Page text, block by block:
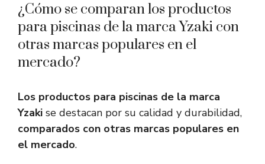
¿Cómo se comparan los productos
para piscinas de la marca Yzaki con
otras marcas populares en el
mercado?
Los productos para piscinas de la marca
Yzaki se destacan por su calidad y durabilidad,
comparados con otras marcas populares en
el mercado.